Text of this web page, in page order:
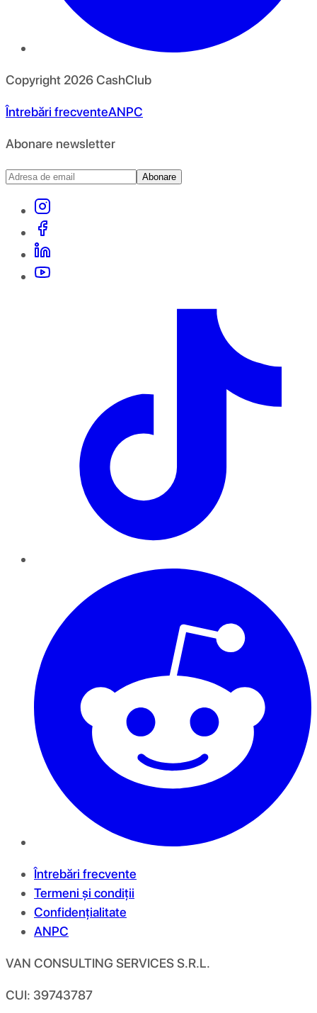
Copyright 2026CashClub
Întrebări frecventeANPC
Abonare newsletter
Abonare
Întrebări frecvente
Termeni și condiții
Confidențialitate
ANPC
VAN CONSULTING SERVICES S.R.L.
CUI: 39743787